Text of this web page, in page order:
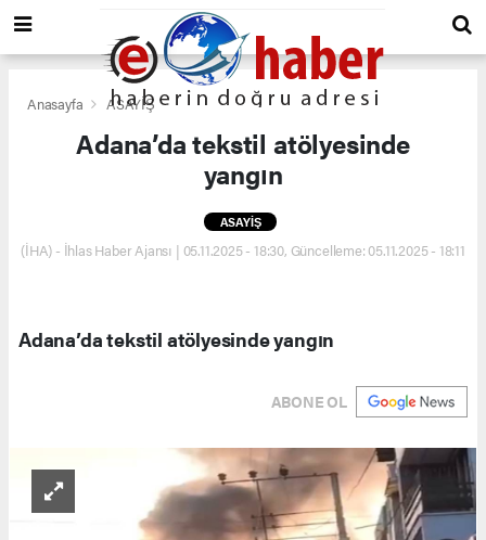
Anasayfa ASAYİŞ
Adana’da tekstil atölyesinde
yangın
ASAYİŞ
(İHA) - İhlas Haber Ajansı | 05.11.2025 - 18:30, Güncelleme: 05.11.2025 - 18:11
Adana’da tekstil atölyesinde yangın
ABONE OL